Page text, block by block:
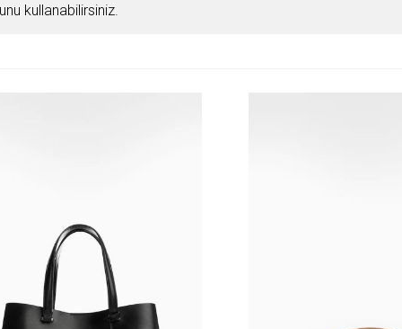
kullanabilirsiniz.